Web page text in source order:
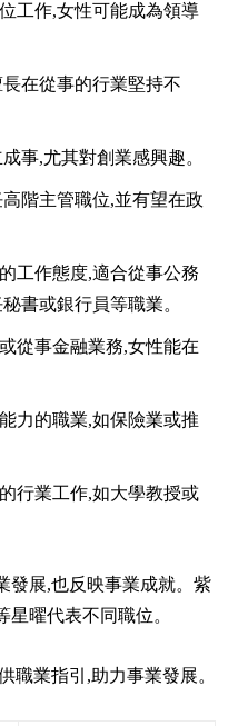
工作,女性可能成為領導
長在從事的行業堅持不
事,尤其對創業感興趣。
高階主管職位,並有望在政
工作態度,適合從事公務
書或銀行員等職業。
從事金融業務,女性能在
力的職業,如保險業或推
行業工作,如大學教授或
發展,也反映事業成就。紫
曜代表不同職位。
職業指引,助力事業發展。